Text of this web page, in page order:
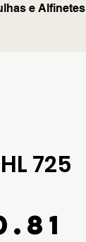
725
e Alfinetes